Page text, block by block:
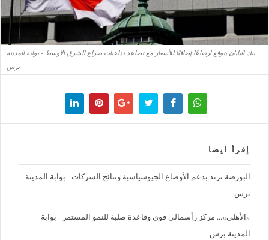
بنك اليابان يتوقع ارتفاعًا إضافيًا للأسعار مع تصاعد تداعيات صراع الشرق الأوسط - بوابة المدينة
برس
إقرأ ايضا
البورصة ترتد بدعم الأوضاع الجيوسياسية ونتائج الشركات - بوابة المدينة
برس
«الأهلي»... مركز رأسمالي قوي وقاعدة صلبة للنمو المستمر - بوابة
المدينة برس